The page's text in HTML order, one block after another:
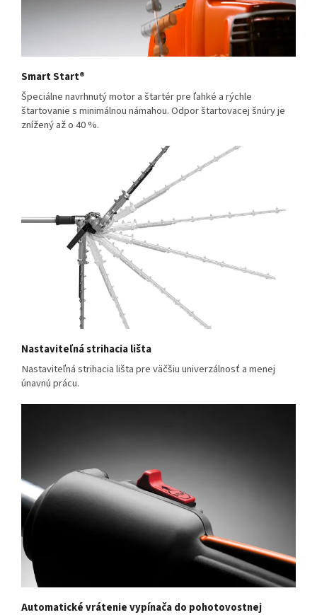
Smart Start®
Špeciálne navrhnutý motor a štartér pre ľahké a rýchle
štartovanie s minimálnou námahou. Odpor štartovacej šnúry je
znížený až o 40 %.
Nastaviteľná strihacia lišta
Nastaviteľná strihacia lišta pre väčšiu univerzálnosť a menej
únavnú prácu.
Automatické vrátenie vypínača do pohotovostnej